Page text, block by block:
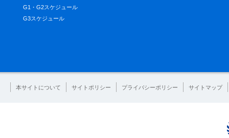
G1・G2スケジュール
G3スケジュール
本サイトについて サイトポリシー プライバシーポリシー サイトマップ